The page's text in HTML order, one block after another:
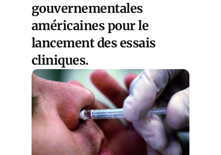
gouvernementales
américaines pour le
lancement des essais
cliniques.